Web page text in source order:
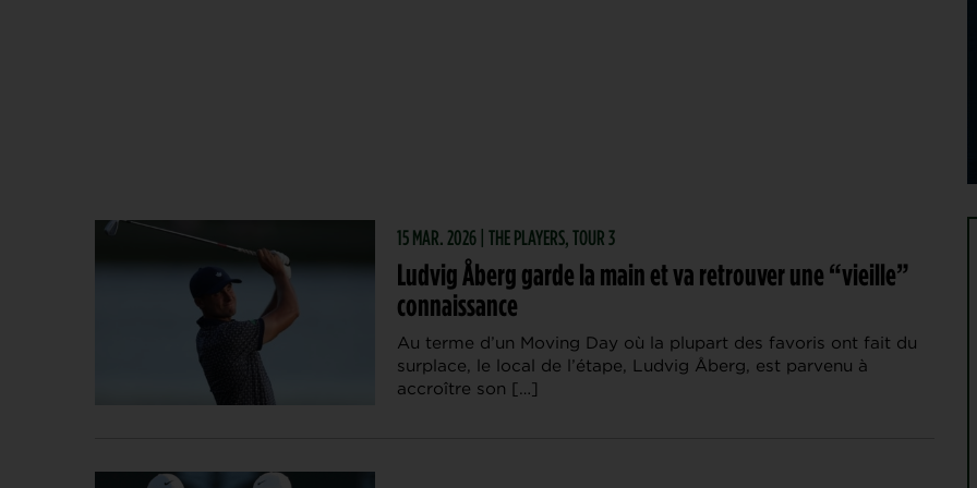
15 MAR. 2026 | THE PLAYERS, TOUR 3
Ludvig Åberg garde la main et va retrouver une “vieille”
connaissance
Au terme d’un Moving Day où la plupart des favoris ont fait du
surplace, le local de l’étape, Ludvig Åberg, est parvenu à
accroître son […]